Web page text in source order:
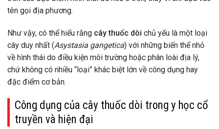
tên gọi địa phương.
Như vậy, có thể hiểu rằng cây thuốc dòi chủ yếu là một loại
cây duy nhất (Asystasia gangetica) với những biến thể nhỏ
về hình thái do điều kiện môi trường hoặc phân loài địa lý,
chứ không có nhiều “loại” khác biệt lớn về công dụng hay
đặc điểm cơ bản.
Công dụng của cây thuốc dòi trong y học cổ
truyền và hiện đại